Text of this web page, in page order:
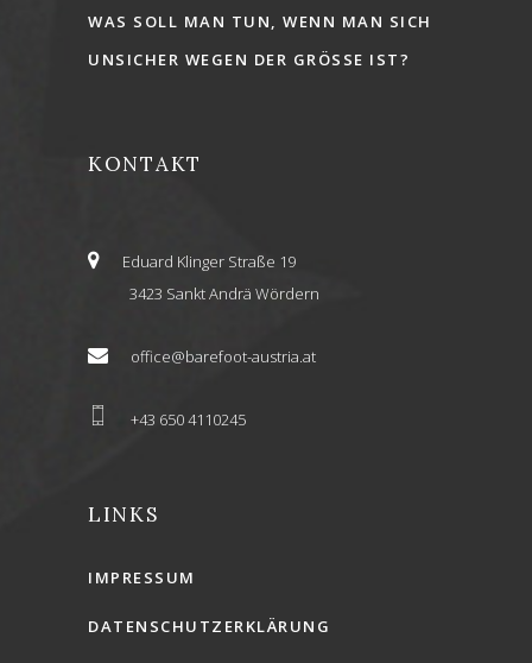
WAS SOLL MAN TUN, WENN MAN SICH
UNSICHER WEGEN DER GRÖSSE IST?
KONTAKT
Eduard Klinger Straße 19
3423 Sankt Andrä Wördern
office@barefoot-austria.at
+43 650 4110245
LINKS
IMPRESSUM
DATENSCHUTZERKLÄRUNG